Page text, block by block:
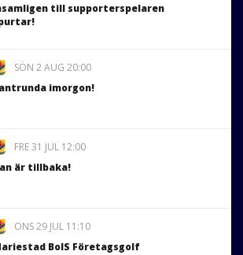
till supporterspelaren
SÖN 2 AUG 20:00
imorgon!
FRE 31 JUL 12:00
är tillbaka!
ONS 29 JUL 11:10
BoIS Företagsgolf